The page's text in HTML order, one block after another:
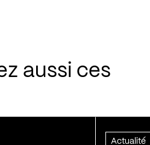
aussi ces
Actualité